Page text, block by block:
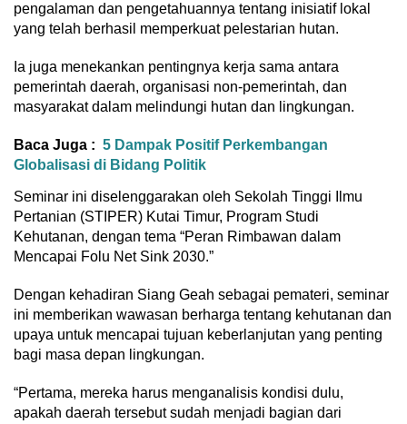
pengalaman dan pengetahuannya tentang inisiatif lokal
yang telah berhasil memperkuat pelestarian hutan.
Ia juga menekankan pentingnya kerja sama antara
pemerintah daerah, organisasi non-pemerintah, dan
masyarakat dalam melindungi hutan dan lingkungan.
Baca Juga : 5 Dampak Positif Perkembangan
Globalisasi di Bidang Politik
Seminar ini diselenggarakan oleh Sekolah Tinggi Ilmu
Pertanian (STIPER) Kutai Timur, Program Studi
Kehutanan, dengan tema “Peran Rimbawan dalam
Mencapai Folu Net Sink 2030.”
Dengan kehadiran Siang Geah sebagai pemateri, seminar
ini memberikan wawasan berharga tentang kehutanan dan
upaya untuk mencapai tujuan keberlanjutan yang penting
bagi masa depan lingkungan.
“Pertama, mereka harus menganalisis kondisi dulu,
apakah daerah tersebut sudah menjadi bagian dari